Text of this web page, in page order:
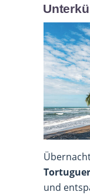
und